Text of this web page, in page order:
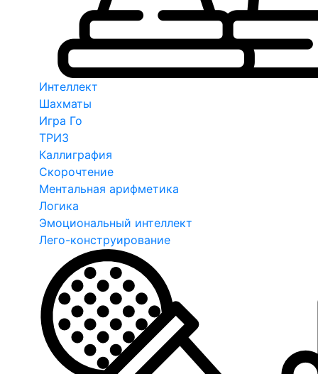
Интеллект
Шахматы
Игра Го
ТРИЗ
Каллиграфия
Скорочтение
Ментальная арифметика
Логика
Эмоциональный интеллект
Лего-конструирование